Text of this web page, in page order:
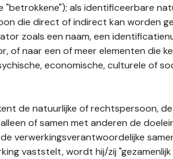
als identificeerbare
die direct of indirect kan worden
zoals een naam, een
of naar een of meer elementen die
economische, culturele of
de natuurlijke of rechtspersoon,
of samen met anderen de
verwerkingsverantwoordelijke
vaststelt, wordt hij/zij "gezamenlijk